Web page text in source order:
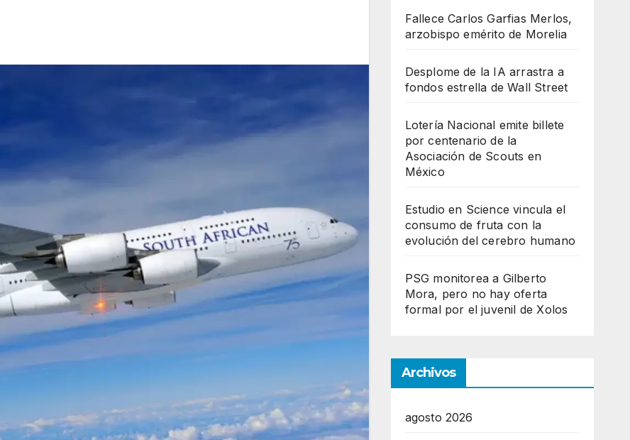
Fallece Carlos Garfias Merlos,
arzobispo emérito de Morelia
Desplome de la IA arrastra a
fondos estrella de Wall Street
Lotería Nacional emite billete
por centenario de la
Asociación de Scouts en
México
Estudio en Science vincula el
consumo de fruta con la
evolución del cerebro humano
PSG monitorea a Gilberto
Mora, pero no hay oferta
formal por el juvenil de Xolos
Archivos
agosto 2026